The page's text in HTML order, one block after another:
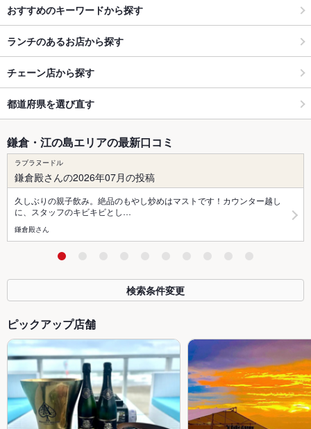
おすすめのキーワードから探す
ランチのあるお店から探す
チェーン店から探す
都道府県を選び直す
鎌倉・江の島エリアの最新口コミ
ラブラヌードル
鎌倉殿さんの2026年07月の投稿
久しぶりの親子飲み。絶品のもやし炒めはマストです！カウンター越し
に、スタッフのキビキビとし…
鎌倉殿さん
検索条件変更
ピックアップ店舗